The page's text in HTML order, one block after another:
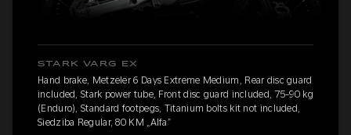
STARK VARG EX
Hand brake, Metzeler 6 Days Extreme Medium, Rear disc guard
included, Stark power tube, Front disc guard included, 75-90 kg
(Enduro), Standard footpegs, Titanium bolts kit not included,
Siedziba Regular, 80 KM „Alfa”